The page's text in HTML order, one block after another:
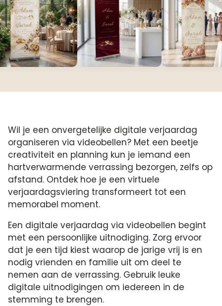
Wil je een onvergetelijke digitale verjaardag
organiseren via videobellen? Met een beetje
creativiteit en planning kun je iemand een
hartverwarmende verrassing bezorgen, zelfs op
afstand.​ Ontdek hoe je een virtuele
verjaardagsviering transformeert tot een
memorabel moment.​
Een digitale verjaardag via videobellen begint
met een persoonlijke uitnodiging.​ Zorg ervoor
dat je een tijd kiest waarop de jarige vrij is en
nodig vrienden en familie uit om deel te
nemen aan de verrassing.​ Gebruik leuke
digitale uitnodigingen om iedereen in de
stemming te brengen.​